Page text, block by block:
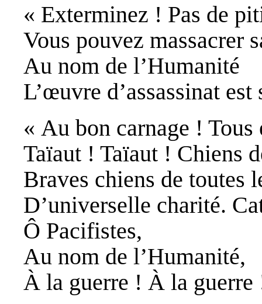
« Exterminez ! Pas de
Vous pouvez massacrer
Au nom de l’Humanité
L’œuvre d’assassinat est
« Au bon carnage !
Taïaut ! Taïaut ! Chiens
Braves chiens de toutes
D’universelle charité.
Ô Pacifistes,
Au nom de l’Humanité,
À la guerre ! À la guerre